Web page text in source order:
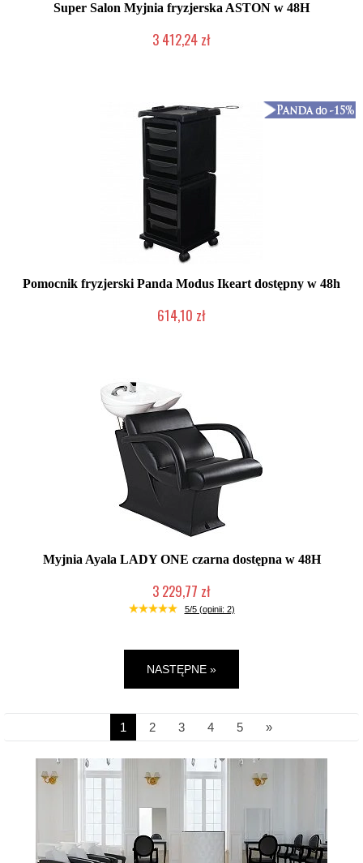
Super Salon Myjnia fryzjerska ASTON w 48H
3 412,24 zł
Pomocnik fryzjerski Panda Modus Ikeart dostępny w 48h
614,10 zł
Myjnia Ayala LADY ONE czarna dostępna w 48H
3 229,77 zł
W magazynie producenta
5/5 (opinii: 2)
NASTĘPNE »
1 2 3 4 5 »